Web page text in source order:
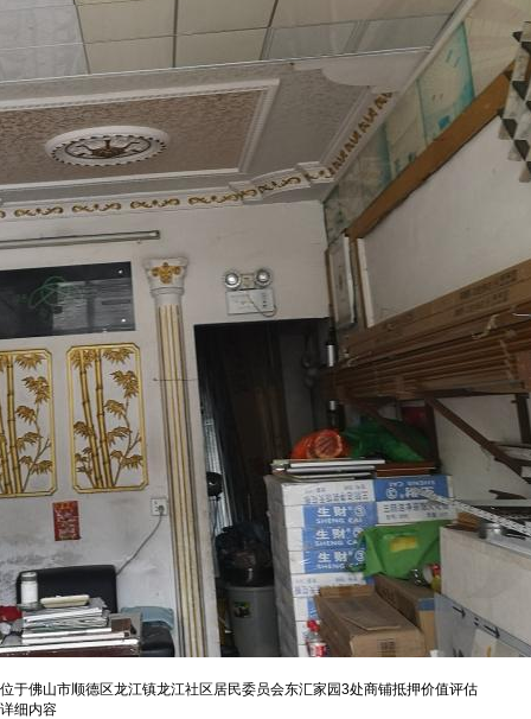
位于佛山市顺德区龙江镇龙江社区居民委员会东汇家园3处商铺抵押价值评估
详细内容